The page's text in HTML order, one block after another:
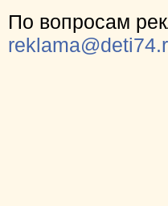
По вопросам